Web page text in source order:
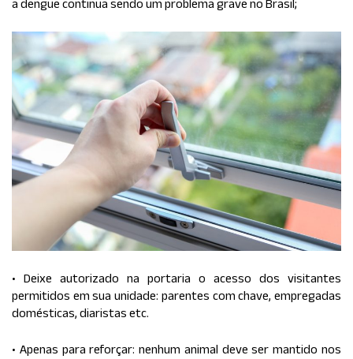
a dengue continua sendo um problema grave no Brasil;
• Deixe autorizado na portaria o acesso dos visitantes
permitidos em sua unidade: parentes com chave, empregadas
domésticas, diaristas etc.
• Apenas para reforçar: nenhum animal deve ser mantido nos